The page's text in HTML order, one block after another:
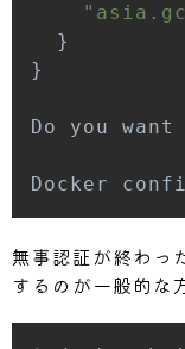
}
}
Do you
Docker
無事認証が終わっ
するのが一般的な